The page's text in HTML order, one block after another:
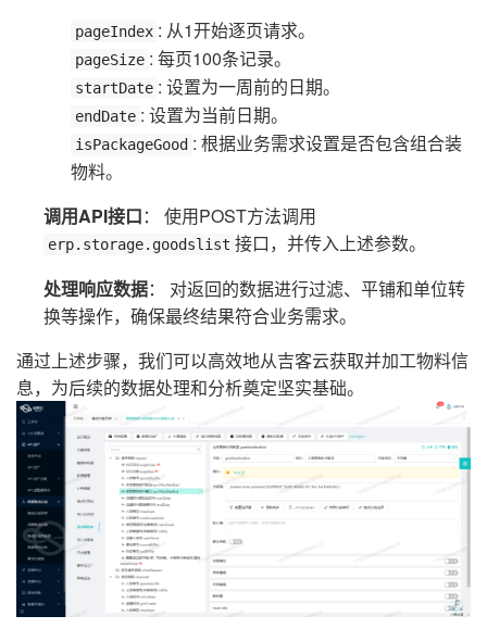
pageIndex : 从1开始逐页请求。
pageSize : 每页100条记录。
startDate : 设置为一周前的日期。
endDate : 设置为当前日期。
isPackageGood : 根据业务需求设置是否包含组合装
物料。
调用API接口： 使用POST方法调用
erp.storage.goodslist 接口，并传入上述参数。
处理响应数据： 对返回的数据进行过滤、平铺和单位转
换等操作，确保最终结果符合业务需求。
通过上述步骤，我们可以高效地从吉客云获取并加工物料信
息，为后续的数据处理和分析奠定坚实基础。